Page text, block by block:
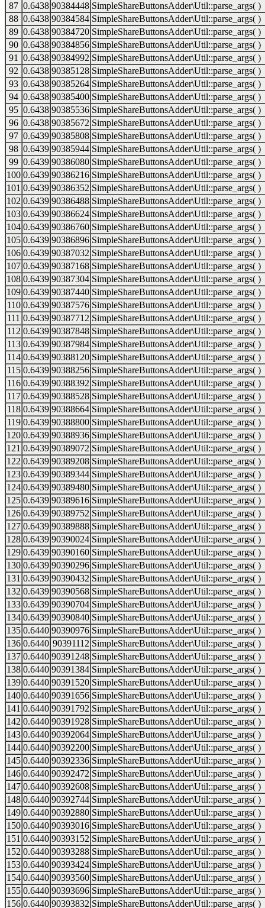
87 0.6438 90384448 SimpleShareButtonsAdder\Util::parse_args( )
88 0.6438 90384584 SimpleShareButtonsAdder\Util::parse_args( )
89 0.6438 90384720 SimpleShareButtonsAdder\Util::parse_args( )
90 0.6438 90384856 SimpleShareButtonsAdder\Util::parse_args( )
91
0.6438 90384992 SimpleShareButtonsAdder\Util::parse_args( )
92 0.6438 90385128 SimpleShareButtonsAdder\Util::parse_args( )
93 0.6438 90385264 SimpleShareButtonsAdder\Util::parse_args( )
94 0.6438 90385400 SimpleShareButtonsAdder\Util::parse_args( )
95 0.6438 90385536 SimpleShareButtonsAdder\Util::parse_args( )
96 0.6438 90385672 SimpleShareButtonsAdder\Util::parse_args( )
97 0.6439 90385808 SimpleShareButtonsAdder\Util::parse_args( )
98 0.6439 90385944 SimpleShareButtonsAdder\Util::parse_args( )
99 0.6439 90386080 SimpleShareButtonsAdder\Util::parse_args( )
100 0.6439 90386216 SimpleShareButtonsAdder\Util::parse_args( )
101 0.6439 90386352 SimpleShareButtonsAdder\Util::parse_args( )
102 0.6439 90386488 SimpleShareButtonsAdder\Util::parse_args( )
103 0.6439 90386624 SimpleShareButtonsAdder\Util::parse_args( )
104 0.6439 90386760 SimpleShareButtonsAdder\Util::parse_args( )
105 0.6439 90386896 SimpleShareButtonsAdder\Util::parse_args( )
106 0.6439 90387032 SimpleShareButtonsAdder\Util::parse_args( )
107 0.6439 90387168 SimpleShareButtonsAdder\Util::parse_args( )
108 0.6439 90387304 SimpleShareButtonsAdder\Util::parse_args( )
109 0.6439 90387440 SimpleShareButtonsAdder\Util::parse_args( )
110 0.6439 90387576 SimpleShareButtonsAdder\Util::parse_args( )
111 0.6439 90387712 SimpleShareButtonsAdder\Util::parse_args( )
112 0.6439 90387848 SimpleShareButtonsAdder\Util::parse_args( )
113 0.6439 90387984 SimpleShareButtonsAdder\Util::parse_args( )
114 0.6439 90388120 SimpleShareButtonsAdder\Util::parse_args( )
115 0.6439 90388256 SimpleShareButtonsAdder\Util::parse_args( )
116 0.6439 90388392 SimpleShareButtonsAdder\Util::parse_args( )
117 0.6439 90388528 SimpleShareButtonsAdder\Util::parse_args( )
118 0.6439 90388664 SimpleShareButtonsAdder\Util::parse_args( )
119 0.6439 90388800 SimpleShareButtonsAdder\Util::parse_args( )
120 0.6439 90388936 SimpleShareButtonsAdder\Util::parse_args( )
121 0.6439 90389072 SimpleShareButtonsAdder\Util::parse_args( )
122 0.6439 90389208 SimpleShareButtonsAdder\Util::parse_args( )
123 0.6439 90389344 SimpleShareButtonsAdder\Util::parse_args( )
124 0.6439 90389480 SimpleShareButtonsAdder\Util::parse_args( )
125 0.6439 90389616 SimpleShareButtonsAdder\Util::parse_args( )
126 0.6439 90389752 SimpleShareButtonsAdder\Util::parse_args( )
127 0.6439 90389888 SimpleShareButtonsAdder\Util::parse_args( )
128 0.6439 90390024 SimpleShareButtonsAdder\Util::parse_args( )
129 0.6439 90390160 SimpleShareButtonsAdder\Util::parse_args( )
130 0.6439 90390296 SimpleShareButtonsAdder\Util::parse_args( )
131 0.6439 90390432 SimpleShareButtonsAdder\Util::parse_args( )
132 0.6439 90390568 SimpleShareButtonsAdder\Util::parse_args( )
133 0.6439 90390704 SimpleShareButtonsAdder\Util::parse_args( )
134 0.6439 90390840 SimpleShareButtonsAdder\Util::parse_args( )
135 0.6440 90390976 SimpleShareButtonsAdder\Util::parse_args( )
136 0.6440 90391112 SimpleShareButtonsAdder\Util::parse_args( )
137 0.6440 90391248 SimpleShareButtonsAdder\Util::parse_args( )
138 0.6440 90391384 SimpleShareButtonsAdder\Util::parse_args( )
139 0.6440 90391520 SimpleShareButtonsAdder\Util::parse_args( )
140 0.6440 90391656 SimpleShareButtonsAdder\Util::parse_args( )
141 0.6440 90391792 SimpleShareButtonsAdder\Util::parse_args( )
142 0.6440 90391928 SimpleShareButtonsAdder\Util::parse_args( )
143 0.6440 90392064 SimpleShareButtonsAdder\Util::parse_args( )
144 0.6440 90392200 SimpleShareButtonsAdder\Util::parse_args( )
145 0.6440 90392336 SimpleShareButtonsAdder\Util::parse_args( )
146 0.6440 90392472 SimpleShareButtonsAdder\Util::parse_args( )
147 0.6440 90392608 SimpleShareButtonsAdder\Util::parse_args( )
148 0.6440 90392744 SimpleShareButtonsAdder\Util::parse_args( )
149 0.6440 90392880 SimpleShareButtonsAdder\Util::parse_args( )
150 0.6440 90393016 SimpleShareButtonsAdder\Util::parse_args( )
151 0.6440 90393152 SimpleShareButtonsAdder\Util::parse_args( )
152 0.6440 90393288 SimpleShareButtonsAdder\Util::parse_args( )
153 0.6440 90393424 SimpleShareButtonsAdder\Util::parse_args( )
154 0.6440 90393560 SimpleShareButtonsAdder\Util::parse_args( )
155 0.6440 90393696 SimpleShareButtonsAdder\Util::parse_args( )
156 0.6440 90393832 SimpleShareButtonsAdder\Util::parse_args( )